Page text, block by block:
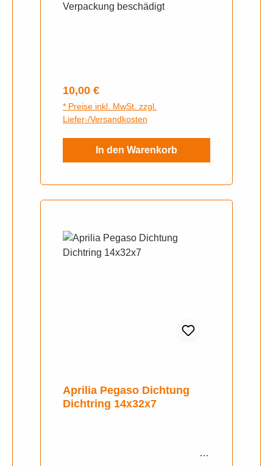
Verpackung beschädigt
Regulärer Preis:
10,00 €
* Preise inkl. MwSt. zzgl.
Liefer-/Versandkosten
In den Warenkorb
Aprilia Pegaso Dichtung
Dichtring 14x32x7